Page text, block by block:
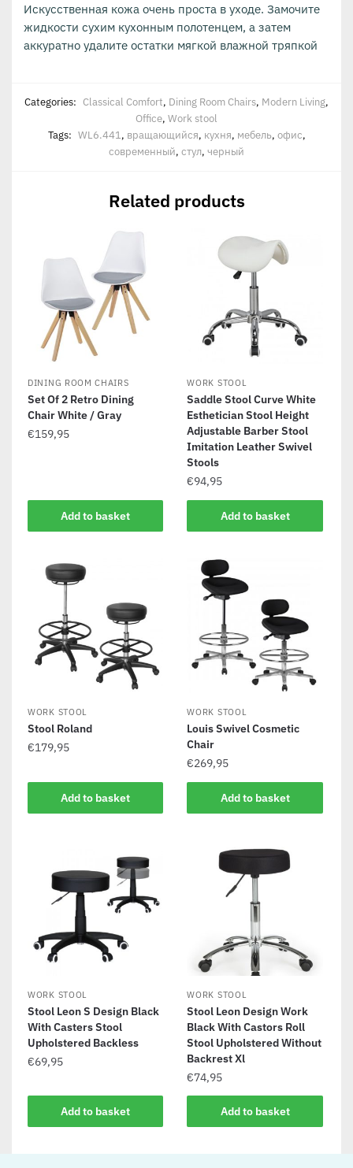
Искусственная кожа очень проста в уходе. Замочите
жидкости сухим кухонным полотенцем, а затем
аккуратно удалите остатки мягкой влажной тряпкой
Categories: Classical Comfort, Dining Room Chairs, Modern Living,
Office, Work stool
Tags: WL6.441, вращающийся, кухня, мебель, офис,
современный, стул, черный
Related products
DINING ROOM CHAIRS
Set Of 2 Retro Dining
Chair White / Gray
€159,95
Add to basket
WORK STOOL
Saddle Stool Curve White
Esthetician Stool Height
Adjustable Barber Stool
Imitation Leather Swivel
Stools
€94,95
Add to basket
WORK STOOL
Stool Roland
€179,95
Add to basket
WORK STOOL
Louis Swivel Cosmetic
Chair
€269,95
Add to basket
WORK STOOL
Stool Leon S Design Black
With Casters Stool
Upholstered Backless
€69,95
Add to basket
WORK STOOL
Stool Leon Design Work
Black With Castors Roll
Stool Upholstered Without
Backrest Xl
€74,95
Add to basket